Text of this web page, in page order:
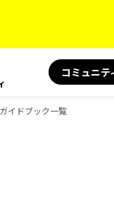
コミュニテ
イドブック一覧